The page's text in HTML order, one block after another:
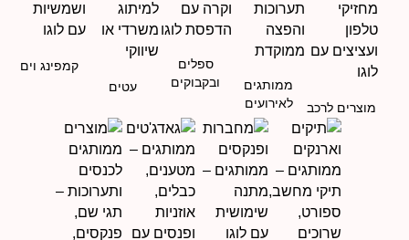
מוצרים לרכב
ממותגים
לאירועים
ספלים
ובקבוקים
עטים
קמפינג וים